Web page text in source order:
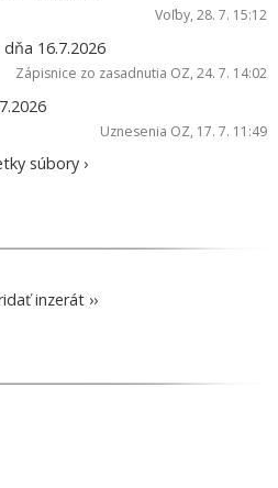
Voľby, 28. 7. 15:12
16.7.2026
Zápisnice zo zasadnutia OZ, 24. 7. 14:02
Uznesenia OZ, 17. 7. 11:49
súbory ›
inzerát ››